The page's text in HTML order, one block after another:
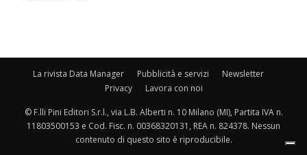
La rivista Data Manager Pubblicità e servizi
Newsletter
Privacy
Lavora con noi
© F.lli Pini Editori S.r.l., via L.B. Alberti n. 10 Milano (MI), Partita IVA n.
11803500153 e Cod. Fisc. n. 00368320131, REA n. 824378. Nessun
contenuto di questo sito è riproducibile.